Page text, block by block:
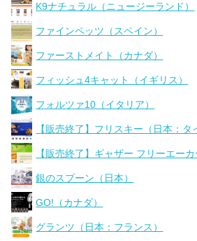
K9ナチュラル（ニュージーランド）
ファインペッツ（スペイン）
ファーストメイト（カナダ）
フィッシュ4キャット（イギリス）
フォルツァ10（イタリア）
【販売終了】フリスキー（日本：タ
【販売終了】ギャザー フリーエーカ
銀のスプーン（日本）
GO!（カナダ）
グランツ（日本：フランス）